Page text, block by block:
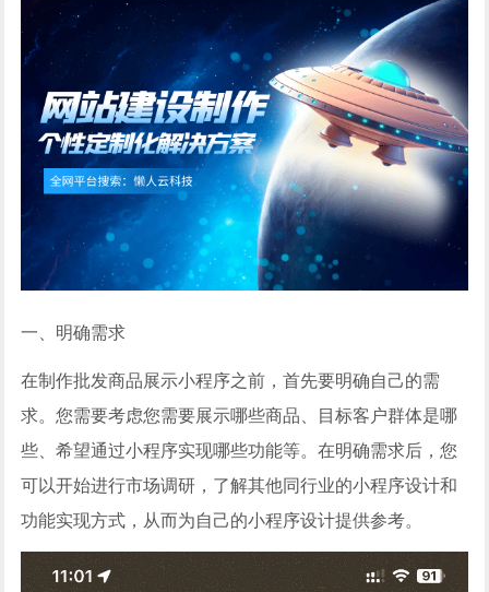
一、明确需求
在制作批发商品展示小程序之前，首先要明确自己的需
求。您需要考虑您需要展示哪些商品、目标客户群体是哪
些、希望通过小程序实现哪些功能等。在明确需求后，您
可以开始进行市场调研，了解其他同行业的小程序设计和
功能实现方式，从而为自己的小程序设计提供参考。